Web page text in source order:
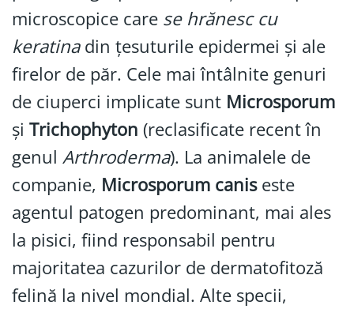
microscopice care se hrănesc cu
keratinadin țesuturile epidermei și ale
firelor de păr. Cele mai întâlnite genuri
de ciuperci implicate sunt Microsporum
și Trichophyton (reclasificate recent în
genul Arthroderma). La animalele de
companie, Microsporum caniseste
agentul patogen predominant, mai ales
la pisici, fiind responsabil pentru
majoritatea cazurilor de dermatofitoză
felină la nivel mondial. Alte specii,